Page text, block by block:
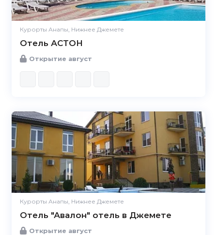
Курорты Анапы, Нижнее Джемете
Отель АСТОН
Открытие август
Курорты Анапы, Нижнее Джемете
Отель "Авалон" отель в Джемете
Открытие август